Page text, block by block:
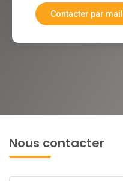
Contacter par mail
Nous contacter